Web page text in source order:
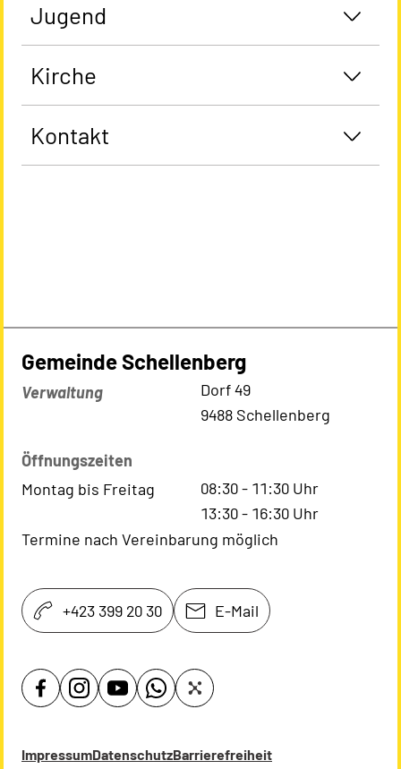
Jugend
Kirche
Kontakt
Gemeinde Schellenberg
Verwaltung
Dorf 49
9488 Schellenberg
Öffnungszeiten
Montag bis Freitag
08:30- 11:30 Uhr
13:30- 16:30 Uhr
Termine nach Vereinbarung möglich
+423 399 20 30 E-Mail
ImpressumDatenschutzBarrierefreiheit